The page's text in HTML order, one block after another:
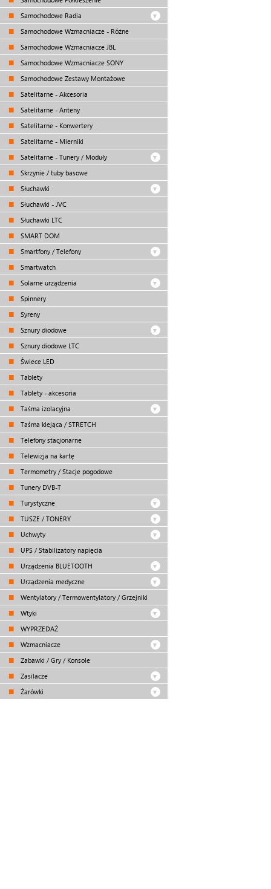
Samochodowe Radia
Samochodowe Wzmacniacze - Różne
Samochodowe Wzmacniacze JBL
Samochodowe Wzmacniacze SONY
Samochodowe Zestawy Montażowe
Satelitarne - Akcesoria
Satelitarne - Anteny
Satelitarne - Konwertery
Satelitarne - Mierniki
Satelitarne - Tunery / Moduły
Skrzynie / tuby basowe
Słuchawki
Słuchawki - JVC
Słuchawki LTC
SMART DOM
Smartfony / Telefony
Smartwatch
Solarne urządzenia
Spinnery
Syreny
Sznury diodowe
Sznury diodowe LTC
Świece LED
Tablety
Tablety - akcesoria
Taśma izolacyjna
Taśma klejąca / STRETCH
Telefony stacjonarne
Telewizja na kartę
Termometry / Stacje pogodowe
Tunery DVB-T
Turystyczne
TUSZE / TONERY
Uchwyty
UPS / Stabilizatory napięcia
Urządzenia BLUETOOTH
Urządzenia medyczne
Wentylatory / Termowentylatory / Grzejniki
Wtyki
WYPRZEDAŻ
Wzmacniacze
Zabawki / Gry / Konsole
Zasilacze
Żarówki